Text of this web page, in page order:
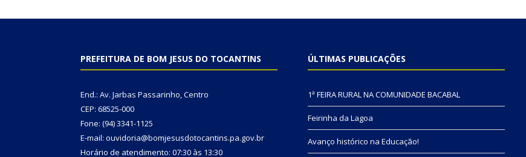
PREFEITURA DE BOM JESUS DO TOCANTINS
End.: Av. Jarbas Passarinho, Centro
CEP: 68525-000
Fone: (94) 3341-1125
E-mail: ouvidoria@bomjesusdotocantins.pa.gov.br
Horário de atendimento: 07:30 às 13:30
ÚLTIMAS PUBLICAÇÕES
1ª FEIRA RURAL NA COMUNIDADE BACABAL
Feirinha da Lagoa
Avanço histórico na Educação!